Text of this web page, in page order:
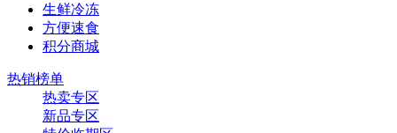
生鲜冷冻
方便速食
积分商城
热销榜单
热卖专区
新品专区